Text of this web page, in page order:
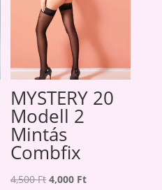
MYSTERY 20
Modell 2
Mintás
Combfix
4,500Ft Original
4,000 FtCurrent